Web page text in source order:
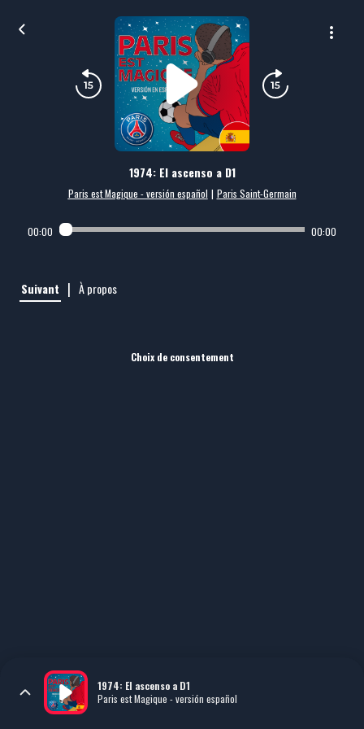
1974: El ascenso a D1
Paris est Magique - versión español | Paris Saint-Germain
00:00 00:00
Suivant | À propos
Choix de consentement
1974: El ascenso a D1
Paris est Magique - versión español